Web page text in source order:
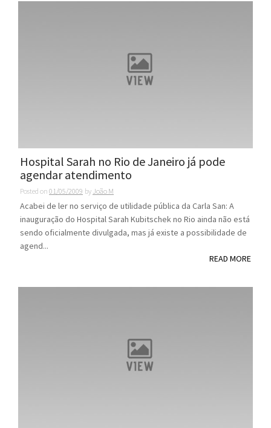
Hospital Sarah no Rio de Janeiro já pode
agendar atendimento
Posted on 01/05/2009 by João M
Acabei de ler no serviço de utilidade pública da Carla San: A
inauguração do Hospital Sarah Kubitschek no Rio ainda não está
sendo oficialmente divulgada, mas já existe a possibilidade de
agend...
READ MORE